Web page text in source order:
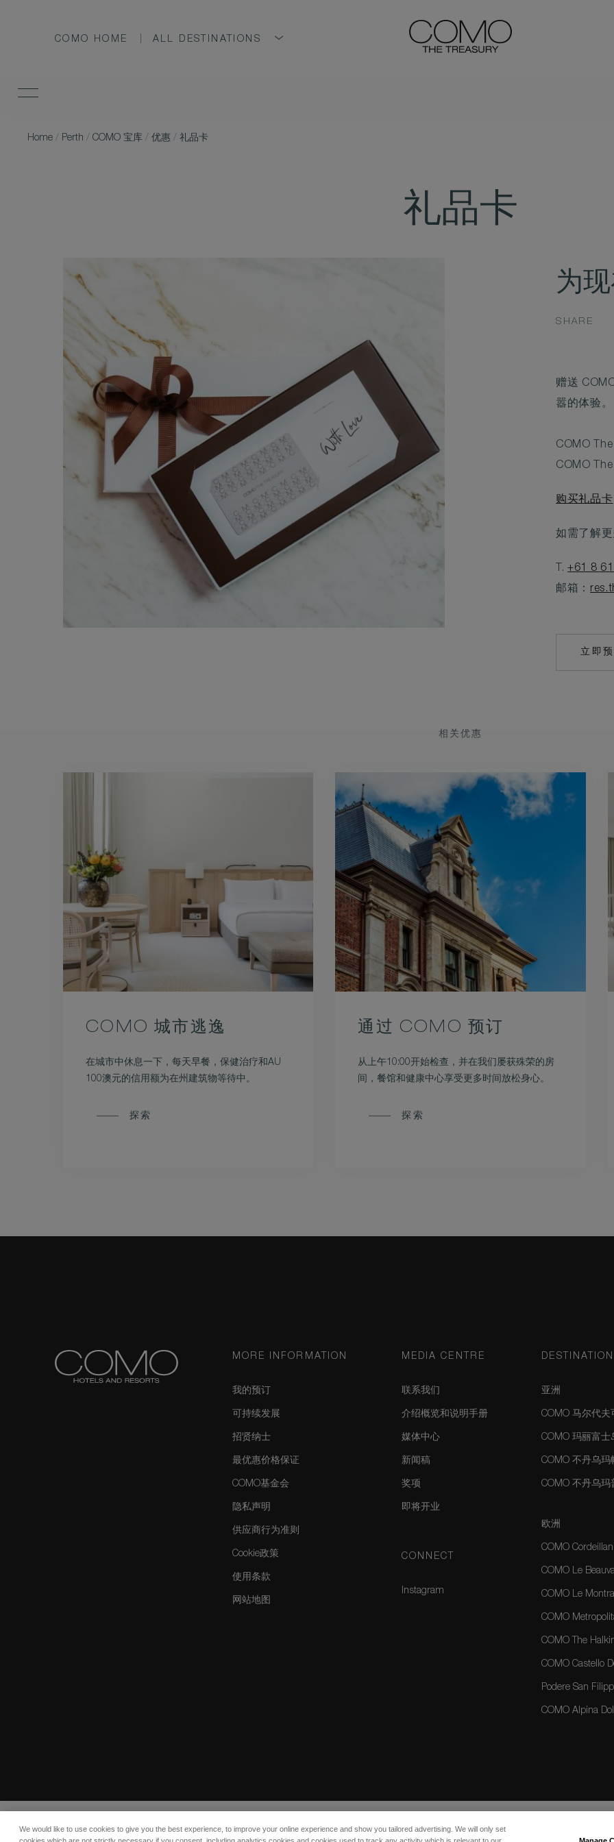
COMO HOME ALL DESTINATIONS
Home / Perth / COMO 宝库 / 优惠 / 礼品卡
礼品卡
为
SHARE
赠送
嚣的体验。
COMO
COMO
购买礼品卡
如需了解
T.+61 8
邮箱：
立即
相关优惠
COMO 城市逃逸
在城市中休息一下，每天早餐，保健治疗和AU
100澳元的信用额为在州建筑物等待中。
探索
通过 COMO 预订
从上午10:00开始检查，并在我们屡获殊荣的房
间，餐馆和健康中心享受更多时间放松身心。
探索
MORE INFORMATION
我的预订
可持续发展
招贤纳士
最优惠价格保证
COMO基金会
隐私声明
供应商行为准则
Cookie政策
使用条款
网站地图
MEDIA CENTRE
联系我们
介绍概览和说明手册
媒体中心
新闻稿
奖项
即将开业
CONNECT
Instagram
亚洲
COMO 马尔代
COMO 玛丽富士
COMO 不丹乌玛
COMO 不丹乌玛
欧洲
COMO
COMO Le
COMO Le
COMO
COMO The
COMO Castello
Podere San
COMO Alpina
© 2026 COMO Hotels and Resorts
We would like to use cookies to give you the best experience, to improve your online experience and show you tailored advertising. We will only set